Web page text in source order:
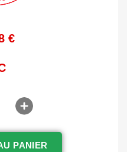
€
PANIER